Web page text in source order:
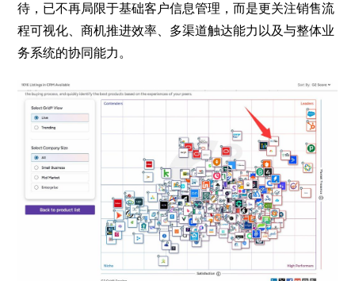
待，已不再局限于基础客户信息管理，而是更关注销售流
程可视化、商机推进效率、多渠道触达能力以及与整体业
务系统的协同能力。